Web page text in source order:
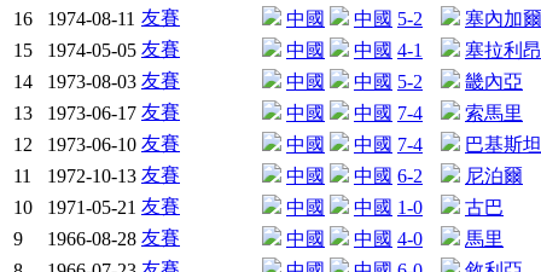
16
1974-08-11 友賽 中國 中國 5-2
塞內加爾
15
1974-05-05 友賽 中國 中國 4-1
塞拉利昂
14
1973-08-03 友賽 中國 中國 5-2
畿內亞
13
1973-06-17 友賽 中國 中國 7-4
索馬里
12
1973-06-10 友賽 中國 中國 7-4
巴基斯坦
11
1972-10-13 友賽 中國 中國 6-2
尼泊爾
10
1971-05-21 友賽 中國 中國 1-0
古巴
9
1966-08-28 友賽 中國 中國 4-0
馬里